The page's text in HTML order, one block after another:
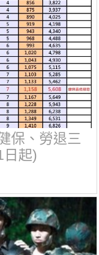
保、勞退三
日起)